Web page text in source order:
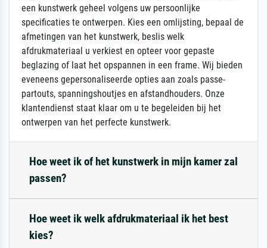
een kunstwerk geheel volgens uw persoonlijke
specificaties te ontwerpen. Kies een omlijsting, bepaal de
afmetingen van het kunstwerk, beslis welk
afdrukmateriaal u verkiest en opteer voor gepaste
beglazing of laat het opspannen in een frame. Wij bieden
eveneens gepersonaliseerde opties aan zoals passe-
partouts, spanningshoutjes en afstandhouders. Onze
klantendienst staat klaar om u te begeleiden bij het
ontwerpen van het perfecte kunstwerk.
Hoe weet ik of het kunstwerk in mijn kamer zal
passen?
Hoe weet ik welk afdrukmateriaal ik het best
kies?